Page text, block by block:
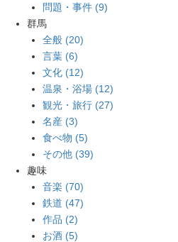
問題・事件 (9)
群馬
全般 (20)
言葉 (6)
文化 (12)
温泉・浴場 (12)
観光・旅行 (27)
名産 (3)
食べ物 (5)
その他 (39)
趣味
音楽 (70)
鉄道 (47)
作品 (2)
お酒 (5)